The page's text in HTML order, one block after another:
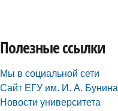
Полезные ссылки
Мы в социальной сети
Сайт ЕГУ им. И. А. Бунина
Новости университета